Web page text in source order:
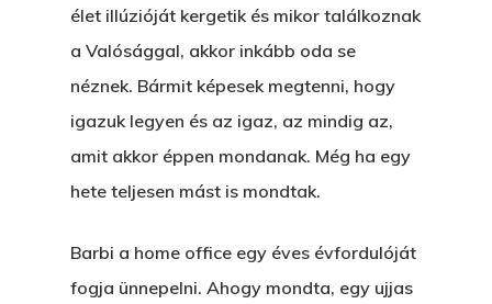
élet illúzióját kergetik és mikor találkoznak
a Valósággal, akkor inkább oda se
néznek. Bármit képesek megtenni, hogy
igazuk legyen és az igaz, az mindig az,
amit akkor éppen mondanak. Még ha egy
hete teljesen mást is mondtak.
Barbi a home office egy éves évfordulóját
fogja ünnepelni. Ahogy mondta, egy ujjas